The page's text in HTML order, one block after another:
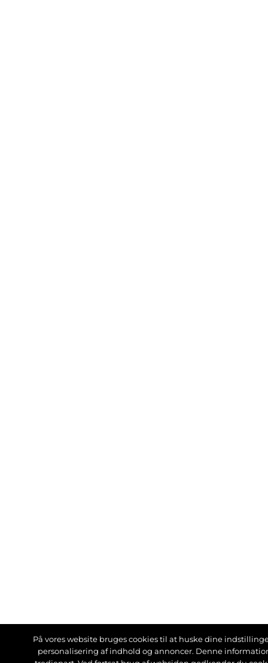
På vores website bruges cookies til at huske dine
personalisering af indhold og annoncer. Denne